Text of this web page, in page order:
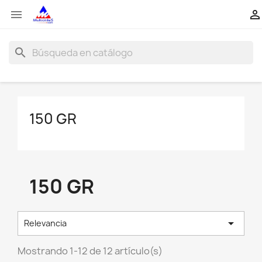
 
search
150 GR
150 GR
Relevancia 
Mostrando 1-12 de 12 artículo(s)